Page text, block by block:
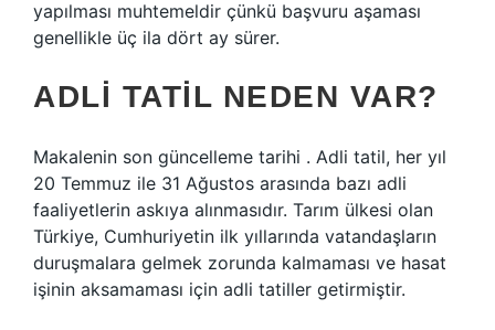
yapılması muhtemeldir çünkü başvuru aşaması
genellikle üç ila dört ay sürer.
ADLI TATIL NEDEN VAR?
Makalenin son güncelleme tarihi . Adli tatil, her yıl
20 Temmuz ile 31 Ağustos arasında bazı adli
faaliyetlerin askıya alınmasıdır. Tarım ülkesi olan
Türkiye, Cumhuriyetin ilk yıllarında vatandaşların
duruşmalara gelmek zorunda kalmaması ve hasat
işinin aksamaması için adli tatiller getirmiştir.